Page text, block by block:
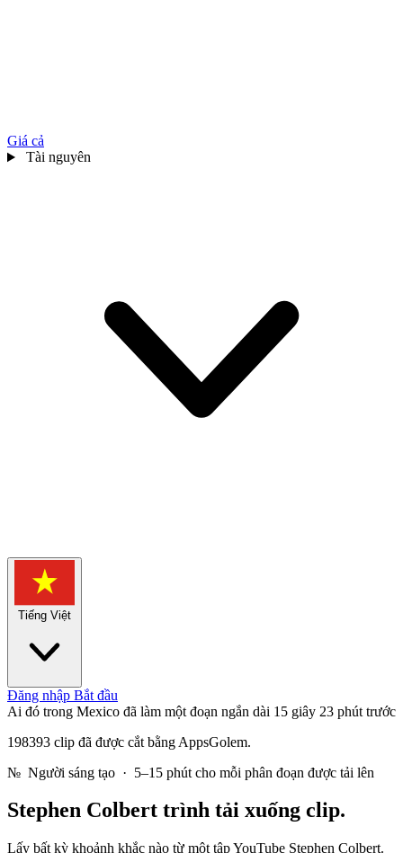
Giá cả
Tài nguyên
Tiếng Việt
Đăng nhập Bắt đầu
Ai đó trong Mexico đã làm một đoạn ngắn dài 15 giây 23 phút trước
198393 clip đã được cắt bằng AppsGolem.
№ Người sáng tạo · 5–15 phút cho mỗi phân đoạn được tải lên
Stephen Colbert trình tải xuống clip.
Lấy bất kỳ khoảnh khắc nào từ một tập YouTube Stephen Colbert.